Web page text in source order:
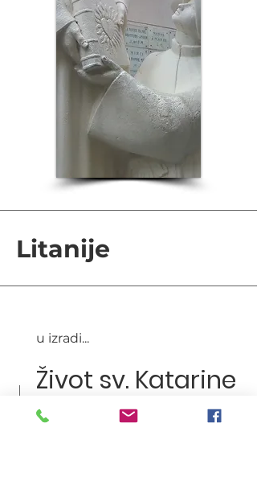
Litanije
u izradi...
Život sv. Katarine
(u izradi...)